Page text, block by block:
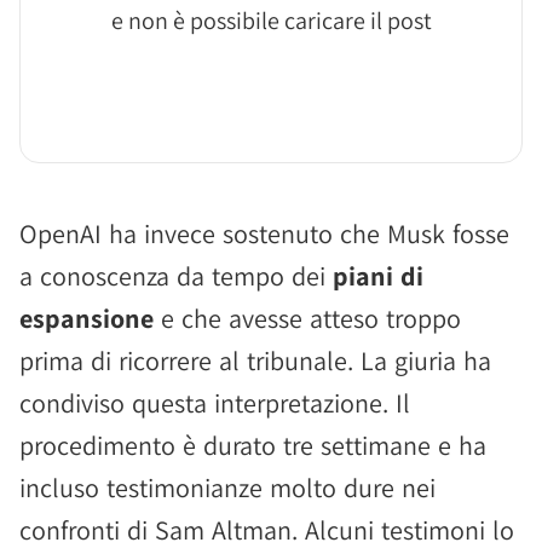
e non è possibile caricare il post
OpenAI ha invece sostenuto che Musk fosse
a conoscenza da tempo dei piani di
espansione e che avesse atteso troppo
prima di ricorrere al tribunale. La giuria ha
condiviso questa interpretazione. Il
procedimento è durato tre settimane e ha
incluso testimonianze molto dure nei
confronti di Sam Altman. Alcuni testimoni lo